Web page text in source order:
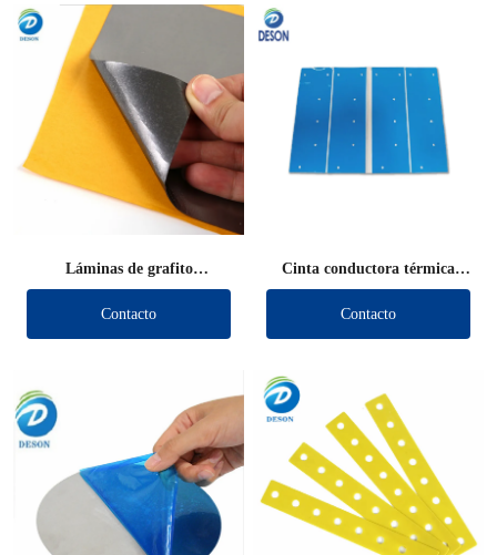
Láminas de grafito
troqueladas
Contacto
Cinta conductora térmica
troquelada
Contacto